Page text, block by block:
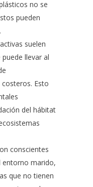
no se
pueden
suelen
llevar al
Esto
del hábitat
conscientes
entorno marido,
que no tienen